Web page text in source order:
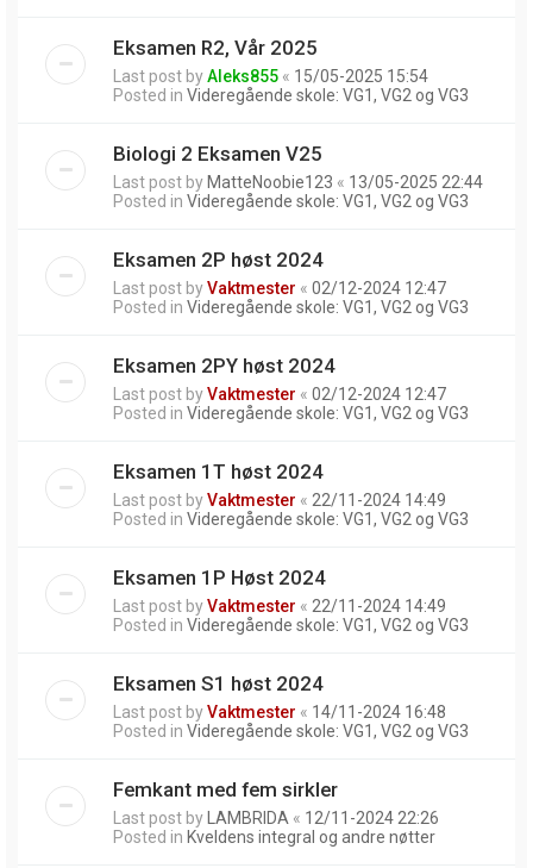
Eksamen R2, Vår 2025
Last post byAleks855 « 15/05-2025 15:54
Posted in Videregående skole: VG1, VG2 og VG3
Biologi 2 Eksamen V25
Last post by MatteNoobie123 « 13/05-2025 22:44
Posted in Videregående skole: VG1, VG2 og VG3
Eksamen 2P høst 2024
Last post byVaktmester « 02/12-2024 12:47
Posted in Videregående skole: VG1, VG2 og VG3
Eksamen 2PY høst 2024
Last post byVaktmester « 02/12-2024 12:47
Posted in Videregående skole: VG1, VG2 og VG3
Eksamen 1T høst 2024
Last post byVaktmester « 22/11-2024 14:49
Posted in Videregående skole: VG1, VG2 og VG3
Eksamen 1P Høst 2024
Last post byVaktmester « 22/11-2024 14:49
Posted in Videregående skole: VG1, VG2 og VG3
Eksamen S1 høst 2024
Last post byVaktmester « 14/11-2024 16:48
Posted in Videregående skole: VG1, VG2 og VG3
Femkant med fem sirkler
Last post by LAMBRIDA « 12/11-2024 22:26
Posted in Kveldens integral og andre nøtter